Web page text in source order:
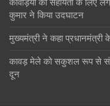
कुमार ने किया उदघाटन
मुख्यमंत्री ने कहा प्रधानमंत्री
कावड़ मेले को सकुशल रूप से
दून